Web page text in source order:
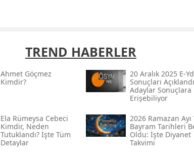
TREND HABERLER
Ahmet Göçmez
Kimdir?
20 Aralık 2025 E-
Sonuçları
Adaylar Sonuçlara
Erişebiliyor
Ela Rümeysa Cebeci
Kimdir, Neden
Tutuklandı? İşte Tüm
Detaylar
2026 Ramazan Ayı
Bayram Tarihleri
Oldu: İşte Diyanet
Takvimi